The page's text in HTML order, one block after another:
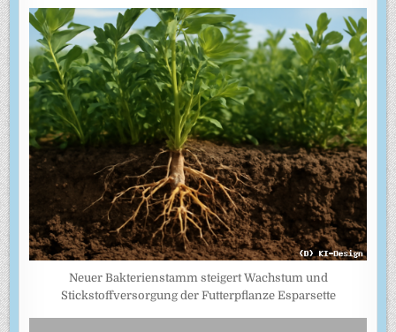
Neuer Bakterienstamm steigert Wachstum und
Stickstoffversorgung der Futterpflanze Esparsette